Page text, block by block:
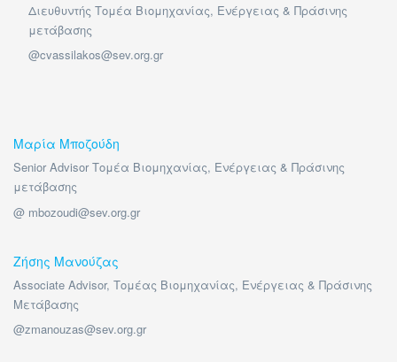
Διευθυντής Τομέα Βιομηχανίας, Ενέργειας & Πράσινης
μετάβασης
@cvassilakos@sev.org.gr
Μαρία Μποζούδη
Senior Advisor Τομέα Βιομηχανίας, Ενέργειας & Πράσινης
μετάβασης
@ mbozoudi@sev.org.gr
Ζήσης Μανούζας
Associate Advisor, Τομέας Βιομηχανίας, Ενέργειας & Πράσινης
Μετάβασης
@zmanouzas@sev.org.gr